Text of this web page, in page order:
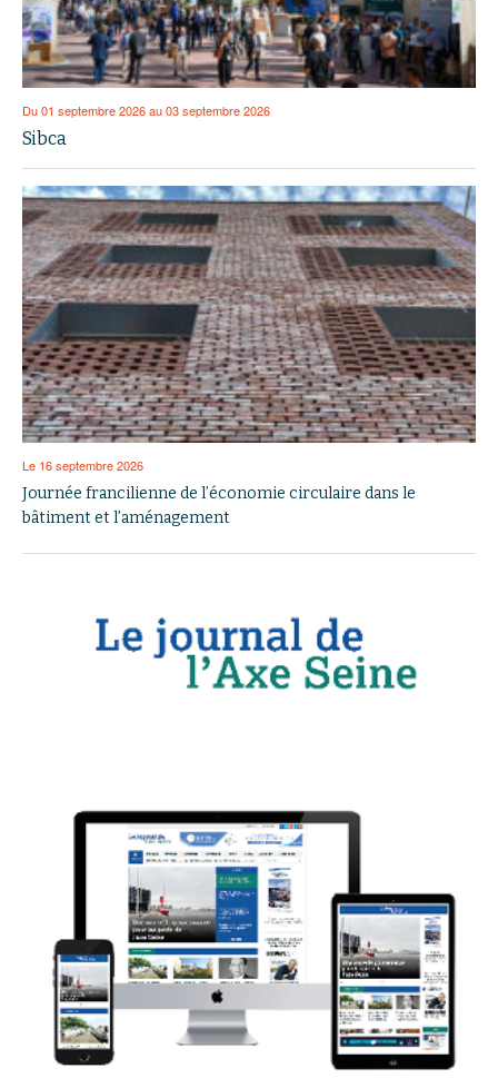
Du 01 septembre 2026 au 03 septembre 2026
Sibca
Le 16 septembre 2026
Journée francilienne de l’économie circulaire dans le
bâtiment et l’aménagement